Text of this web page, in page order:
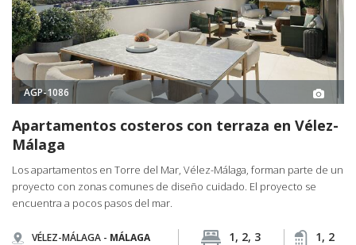
AGP-1086
Apartamentos costeros con terraza en Vélez-
Málaga
Los apartamentos en Torre del Mar, Vélez-Málaga, forman parte de un
proyecto con zonas comunes de diseño cuidado. El proyecto se
encuentra a pocos pasos del mar.
VÉLEZ-MÁLAGA - MÁLAGA 1, 2, 3 1, 2